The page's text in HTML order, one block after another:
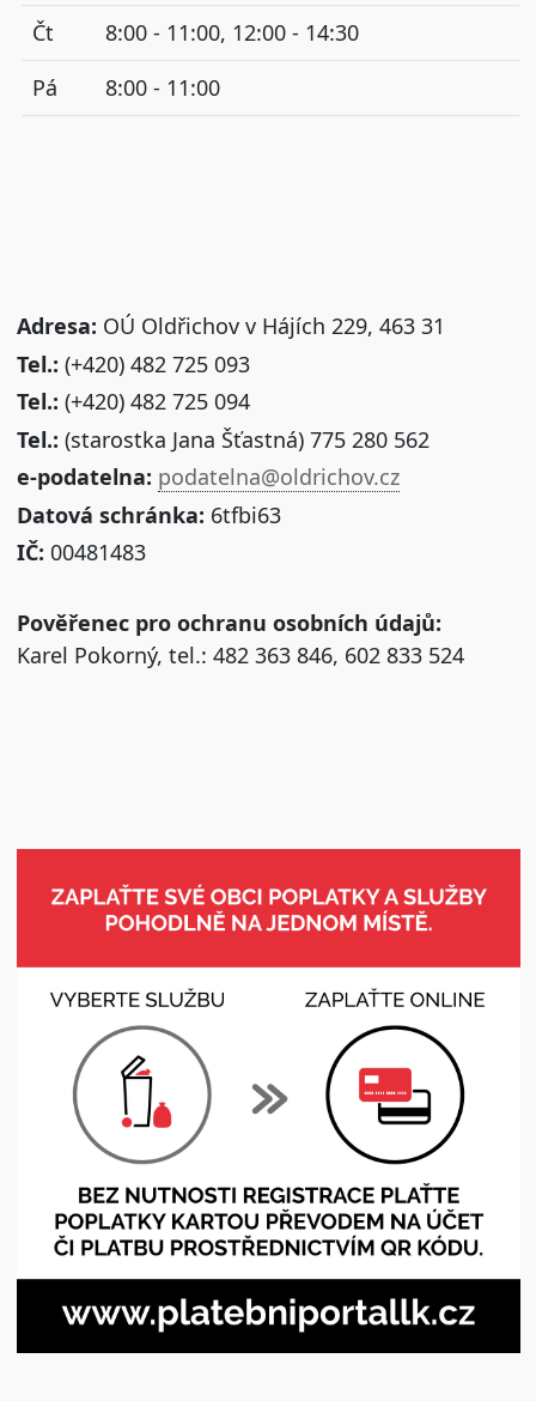
Čt
8:00 - 11:00, 12:00 - 14:30
Pá
8:00 - 11:00
Adresa: OÚ Oldřichov v Hájích 229, 463 31
Tel.: (+420) 482 725 093
Tel.: (+420) 482 725 094
Tel.: (starostka Jana Šťastná) 775 280 562
e-podatelna: podatelna@oldrichov.cz
Datová schránka: 6tfbi63
IČ: 00481483
Pověřenec pro ochranu osobních údajů:
Karel Pokorný, tel.: 482 363 846, 602 833 524